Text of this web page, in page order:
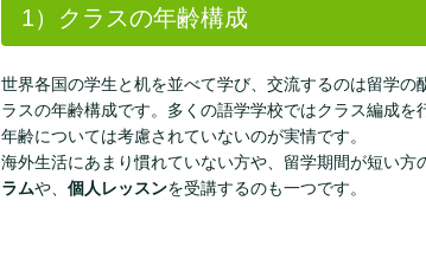
1）クラスの年齢構成
世界各国の学生と机を並べて学び、交流するのは留学
ラスの年齢構成です。多くの語学学校ではクラス編成を
年齢については考慮されていないのが実情です。
海外生活にあまり慣れていない方や、留学期間が短い方
ラムや、 個人レッスンを受講するのも一つです。